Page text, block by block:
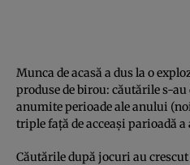
Munca de acasă a dus la o
produse de birou: căutările s-
anumite perioade ale anului
triple față de acceași parioadă
Căutările după jocuri au